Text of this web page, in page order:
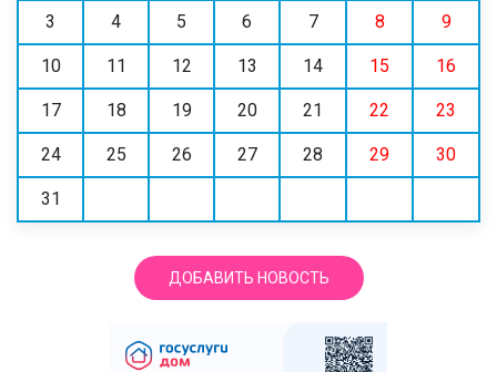
3 4 5 6 7 8 9
10 11 12 13 14 15 16
17 18 19 20 21 22 23
24 25 26 27 28 29 30
31
ДОБАВИТЬ НОВОСТЬ